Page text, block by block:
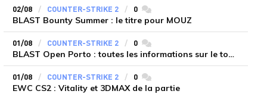
02/08 COUNTER-STRIKE 2 0commentaires
BLAST Bounty Summer : le titre pour MOUZ
01/08 COUNTER-STRIKE 2 0commentaires
BLAST Open Porto : toutes les informations sur le tournoi
01/08 COUNTER-STRIKE 2 0commentaires
EWC CS2 : Vitality et 3DMAX de la partie